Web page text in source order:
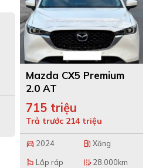
Mazda CX5 Premium
2.0 AT
715 triệu
Trả trước 214 triệu
directions_car 2024 local_gas_station Xăng
emoji_flags Lắp ráp edit_road 28.000km